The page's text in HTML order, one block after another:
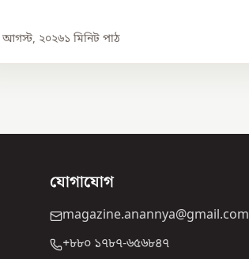
আগস্ট, ২০২৬১ মিনিট পাঠ
যোগাযোগ
magazine.anannya@gmail.com
+৮৮০ ১৭৮৭-৬৫৬৮৪৭